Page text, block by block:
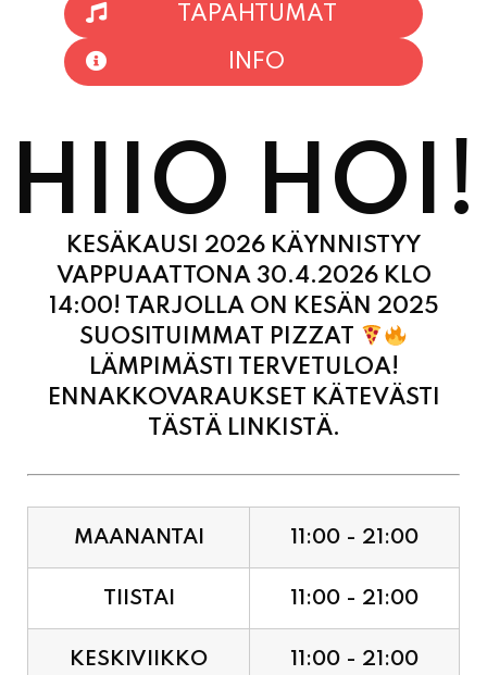
TAPAHTUMAT
INFO
HIIO HOI!
KESÄKAUSI 2026 KÄYNNISTYY
VAPPUAATTONA 30.4.2026 KLO
14:00! TARJOLLA ON KESÄN 2025
SUOSITUIMMAT PIZZAT
LÄMPIMÄSTI TERVETULOA!
ENNAKKOVARAUKSET KÄTEVÄSTI
TÄSTÄ LINKISTÄ.
MAANANTAI 11:00 - 21:00
TIISTAI 11:00 - 21:00
KESKIVIIKKO 11:00 - 21:00